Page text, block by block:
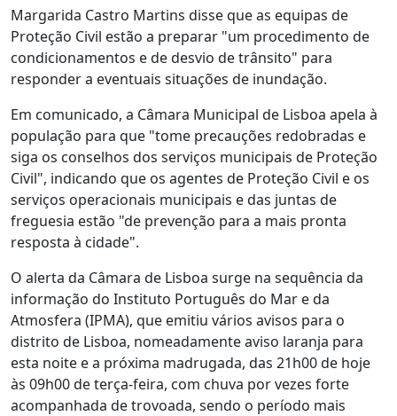
Margarida Castro Martins disse que as equipas de
Proteção Civil estão a preparar "um procedimento de
condicionamentos e de desvio de trânsito" para
responder a eventuais situações de inundação.
Em comunicado, a Câmara Municipal de Lisboa apela à
população para que "tome precauções redobradas e
siga os conselhos dos serviços municipais de Proteção
Civil", indicando que os agentes de Proteção Civil e os
serviços operacionais municipais e das juntas de
freguesia estão "de prevenção para a mais pronta
resposta à cidade".
O alerta da Câmara de Lisboa surge na sequência da
informação do Instituto Português do Mar e da
Atmosfera (IPMA), que emitiu vários avisos para o
distrito de Lisboa, nomeadamente aviso laranja para
esta noite e a próxima madrugada, das 21h00 de hoje
às 09h00 de terça-feira, com chuva por vezes forte
acompanhada de trovoada, sendo o período mais